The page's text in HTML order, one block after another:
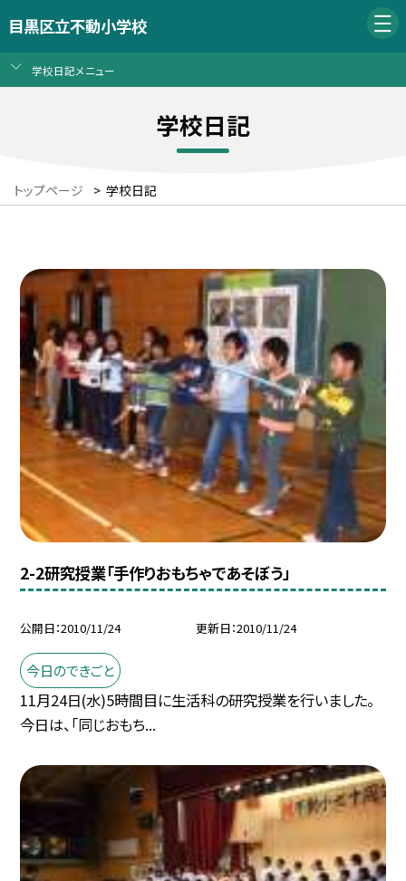
目黒区立不動小学校
学校日記メニュー
学校日記
トップページ > 学校日記
2-2研究授業「手作りおもちゃであそぼう」
公開日 2010/11/24 更新日 2010/11/24
今日のできごと
11月24日(水)5時間目に生活科の研究授業を行いました。
今日は、「同じおもち...